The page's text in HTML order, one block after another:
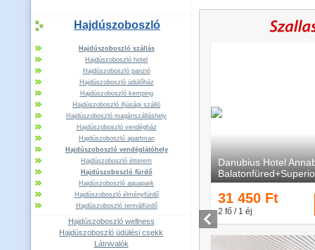
Hajdúszoboszló
Hajdúszoboszló szállás
Hajdúszoboszló hotel
Hajdúszoboszló panzió
Hajdúszoboszló üdülőház
Hajdúszoboszló kemping
Hajdúszoboszló ifjúsági szálló
Hajdúszoboszló magánszálláshely
Hajdúszoboszló vendégház
Hajdúszoboszló apartman
Hajdúszoboszló vendéglátóhely
Hajdúszoboszló étterem
Hajdúszoboszló fürdő
Hajdúszoboszló aquapark
Hajdúszoboszló élményfürdő
Hajdúszoboszló termálfürdő
Hajdúszoboszló wellness
Hajdúszoboszló üdülési csekk
Látnivalók